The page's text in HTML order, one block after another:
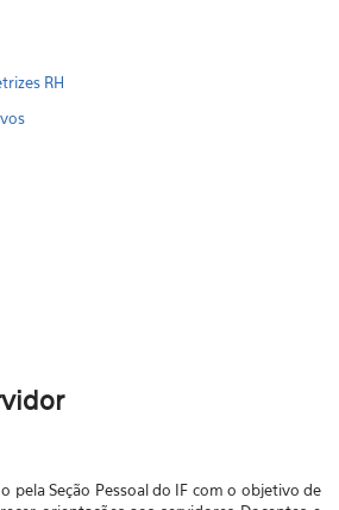
RH
pela Seção Pessoal do IF com o objetivo de